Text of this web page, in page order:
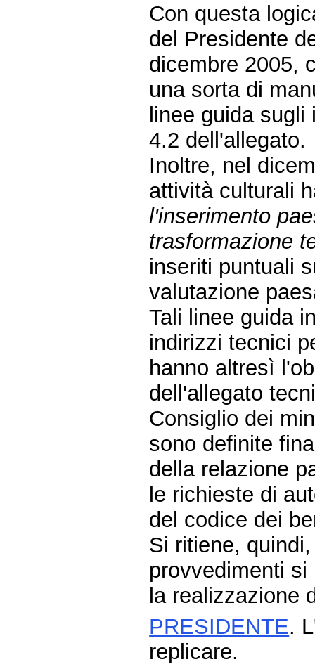
Con questa
del Presidente
dicembre 2005,
una sorta di
linee guida
4.2 dell'allegato.
Inoltre, nel
attività culturali
l'inserimento
trasformazione
inseriti puntuali
valutazione
Tali linee guida
indirizzi tecnici
hanno altresì
dell'allegato
Consiglio dei
sono definite
della relazione
le richieste di
del codice dei
Si ritiene,
provvedimenti
la realizzazione
PRESIDENTE.
replicare.